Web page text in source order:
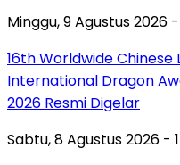
Minggu, 9 Agustus 2026 -
16th Worldwide
International Dragon
2026 Resmi Digelar
Sabtu, 8 Agustus 2026 -